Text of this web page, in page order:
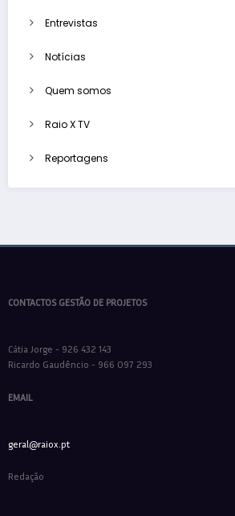
Entrevistas
Notícias
Quem somos
Raio X TV
Reportagens
CONTACTOS GESTÃO DE PROJETOS
Cátia Jorge - 926 432 143
Ricardo Gaudêncio - 966 097 293
EMAIL
geral@raiox.pt
Redação